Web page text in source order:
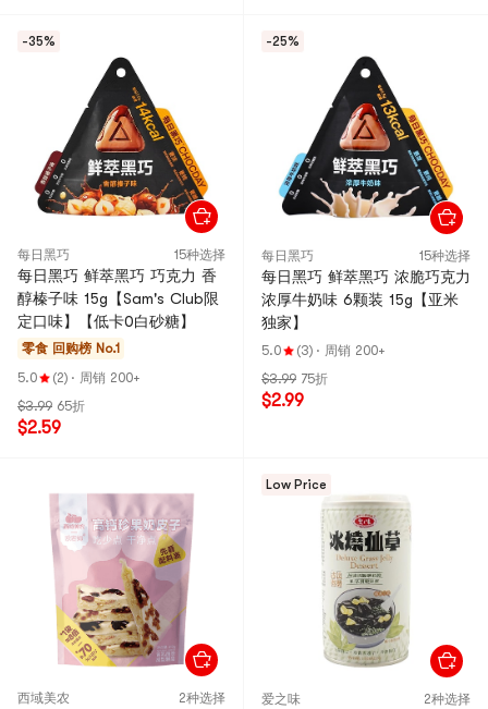
-35%
每日黑巧 15种选择
每日黑巧 鲜萃黑巧 巧克力 香
醇榛子味 15g【Sam's Club限
定口味】【低卡0白砂糖】
零食 回购榜 No.1
5.0
(2) · 周销 200+
$3.99 65折
$2.59
-25%
每日黑巧 15种选择
每日黑巧 鲜萃黑巧 浓脆巧克力
浓厚牛奶味 6颗装 15g【亚米
独家】
5.0 (3) · 周销 200+
$3.99 75折
$2.99
西域美农 2种选择
Low Price
爱之味 2种选择